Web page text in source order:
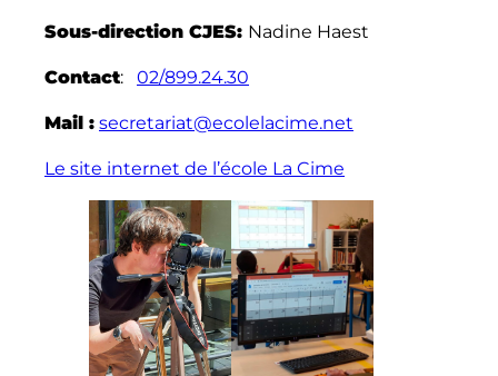
Sous-direction CJES: Nadine Haest
Contact: 02/899.24.30
Mail : secretariat@ecolelacime.net
Le site internet de l’école La Cime